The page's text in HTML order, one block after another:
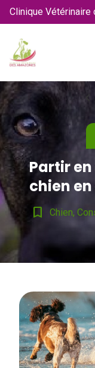
Clinique Vétérinaire
chevron_left
Partir
chien
bookmark_border Chien,